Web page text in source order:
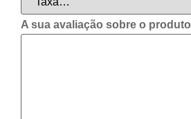
A sua avaliação sobre o produto